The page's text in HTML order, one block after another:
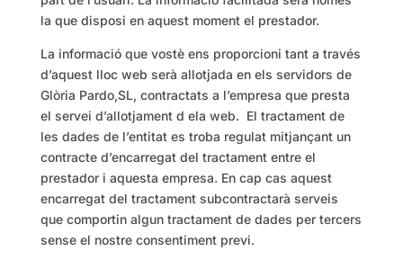
la que disposi en aquest moment el prestador.
La informació que vostè ens proporcioni tant a través
d’aquest lloc web serà allotjada en els servidors de
Glòria Pardo,SL, contractats a l’empresa que presta
el servei d’allotjament d ela web. El tractament de
les dades de l’entitat es troba regulat mitjançant un
contracte d’encarregat del tractament entre el
prestador i aquesta empresa. En cap cas aquest
encarregat del tractament subcontractarà serveis
que comportin algun tractament de dades per tercers
sense el nostre consentiment previ.